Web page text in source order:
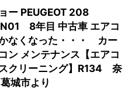
ー PEUGEOT 208
8年目 中古車 エアコ
なくなった・・・ カー
ン メンテナンス【エアコ
クリーニング】R134 奈
城市より